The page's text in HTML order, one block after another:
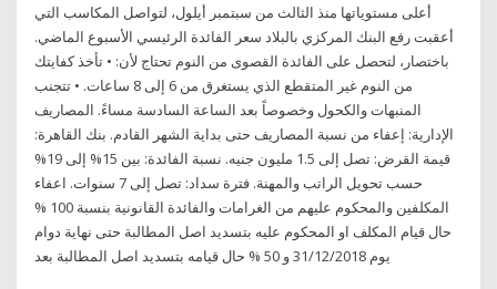
أعلى مستوياتها منذ الثالث من سبتمبر أيلول، لتواصل المكاسب التي
أعقبت رفع البنك المركزي بالبلاد سعر الفائدة الرئيسي الأسبوع الماضي.
باختصار، لتحصل على الفائدة القصوى من النوم تحتاج لأن: • تأخذ كفايتك
من النوم غير المتقطع الذي يستغرق من 6 إلى 8 ساعات. • تتجنب
المنبهات والكحول وخصوصاً بعد الساعة السادسة مساءً. المصاريف
الإدارية: إعفاء من نسبة المصاريف حتى بداية الشهر القادم. بنك القاهرة:
قيمة القرض: تصل إلى 1.5 مليون جنيه. نسبة الفائدة: بين 15% إلى 19%
حسب تحويل الراتب والمهنة. فترة سداد: تصل إلى 7 سنوات. اعفاء
المكلفين والمحكوم عليهم من الغرامات والفائدة القانونية بنسبة 100 %
حال قيام المكلف او المحكوم عليه بتسديد اصل المطالبة حتى نهاية دوام
يوم 31/12/2018 و 50 % حال قيامه بتسديد اصل المطالبة بعد